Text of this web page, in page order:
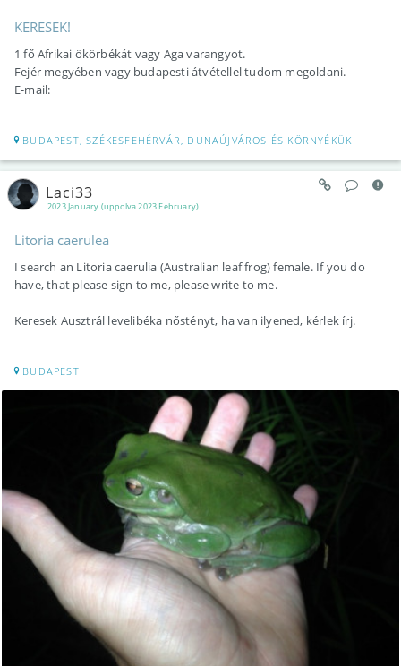
KERESEK!
1 fő Afrikai ökörbékát vagy Aga varangyot.
Fejér megyében vagy budapesti átvétellel tudom megoldani.
E-mail:
BUDAPEST, SZÉKESFEHÉRVÁR, DUNAÚJVÁROS ÉS KÖRNYÉKÜK
2023 January (uppolva 2023 February)
Laci33
Litoria caerulea
I search an Litoria caerulia (Australian leaf frog) female. If you do
have, that please sign to me, please write to me.
Keresek Ausztrál levelibéka nőstényt, ha van ilyened, kérlek írj.
BUDAPEST